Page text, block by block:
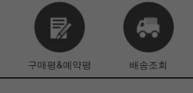
구매평&예약평 배송조회